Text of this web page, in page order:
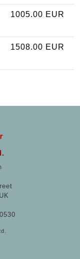
1005.00 EUR
1508.00 EUR